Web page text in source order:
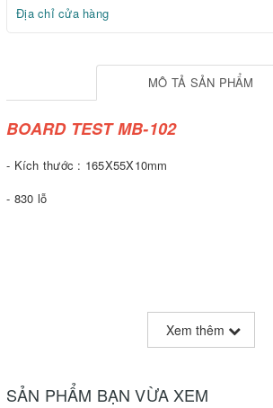
Địa chỉ cửa hàng
MÔ TẢ SẢN PHẨM
BOARD TEST MB-102
- Kích thước : 165X55X10mm
- 830 lỗ
Xem thêm
SẢN PHẨM BẠN VỪA XEM